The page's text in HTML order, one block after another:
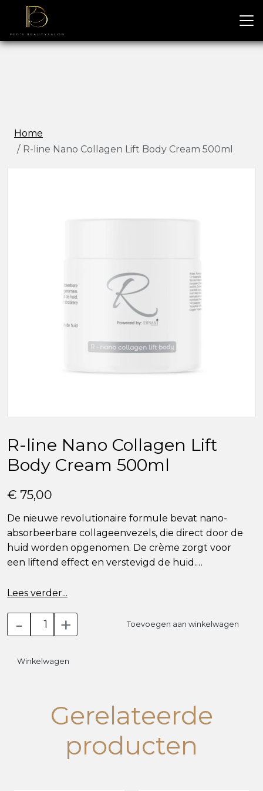
Home
R-line Nano Collagen Lift Body Cream 500ml
R-line Nano Collagen Lift
Body Cream 500ml
€ 75,00
De nieuwe revolutionaire formule bevat nano-
absorbeerbare collageenvezels, die direct door de
huid worden opgenomen. De crème zorgt voor
een liftend effect en verstevigd de huid.
Na 3 weken dagelijks gebruik heeft u een
Het gebruik:
in de huid totdat deze volledig is opgenomen.
Gebruik deze crème samen met de Neck cream
en de Eye lift cream voor de mooiste resultaten.
Lees verder...
- + Toevoegen aan winkelwagen
Winkelwagen
Gerelateerde
producten